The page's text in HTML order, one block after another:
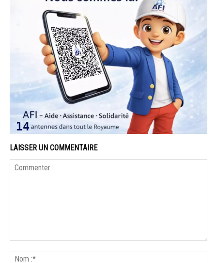
LAISSER UN COMMENTAIRE